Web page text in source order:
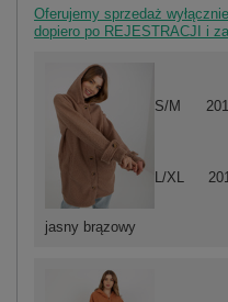
Oferujemy sprzedaż
dopiero po REJESTRACJI i
jasny brązowy
S/M
L/XL